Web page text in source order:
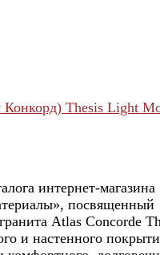
Thesis Light
интернет-магазина
посвященный
Atlas Concorde
и настенного